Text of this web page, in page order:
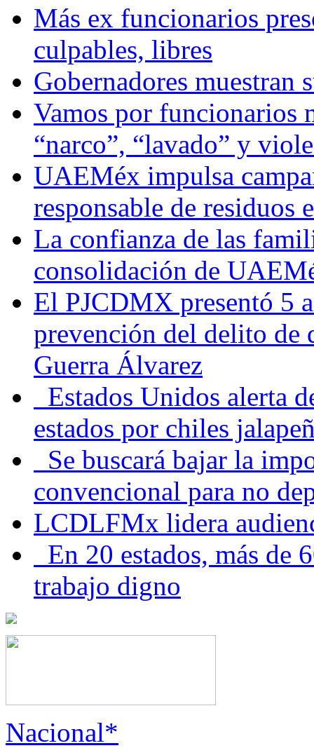
Más ex funcionarios
culpables, libres
Gobernadores muestran
Vamos por funcionarios
“narco”, “lavado” y
UAEMéx impulsa
responsable de residuos
La confianza de las
consolidación de
El PJCDMX presentó 5
prevención del delito de
Guerra Álvarez
Estados Unidos alerta
estados por chiles
Se buscará bajar la
convencional para no
LCDLFMx lidera
En 20 estados, más de
trabajo digno
Nacional*